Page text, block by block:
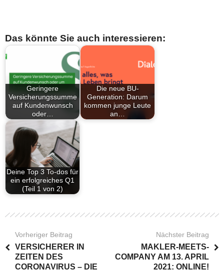
Das könnte Sie auch interessieren:
Geringere
Versicherungssumme
auf Kundenwunsch
oder…
Die neue BU-
Generation: Darum
kommen junge Leute
an…
Deine Top 3 To-dos für
ein erfolgreiches Q1
(Teil 1 von 2)
Vorheriger Beitrag
VERSICHERER IN
ZEITEN DES
CORONAVIRUS – DIE
Nächster Beitrag
MAKLER-MEETS-
COMPANY AM 13. APRIL
2021: ONLINE!